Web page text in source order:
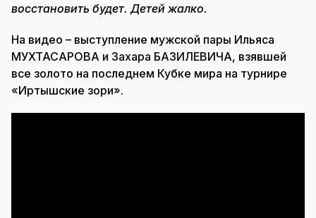
восстановить будет. Детей жалко.
На видео – выступление мужской пары Ильяса
МУХТАСАРОВА и Захара БАЗИЛЕВИЧА, взявшей
все золото на последнем Кубке мира на турнире
«Иртышские зори».